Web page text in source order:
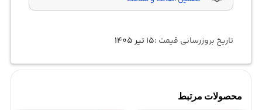
تاریخ بروزرسانی قیمت :۱۵ تیر ۱۴۰۵
محصولات مرتبط